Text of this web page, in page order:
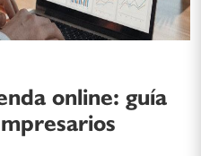
online: guía